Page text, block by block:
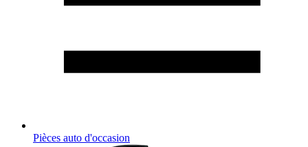
Pièces auto d'occasion